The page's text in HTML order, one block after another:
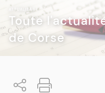
ATTUALITÀ|
Toute
de Corse